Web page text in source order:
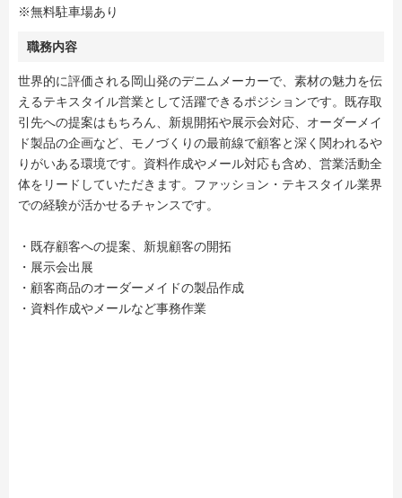
※無料駐車場あり
職務内容
世界的に評価される岡山発のデニムメーカーで、素材の魅力を伝
えるテキスタイル営業として活躍できるポジションです。既存取
引先への提案はもちろん、新規開拓や展示会対応、オーダーメイ
ド製品の企画など、モノづくりの最前線で顧客と深く関われるや
りがいある環境です。資料作成やメール対応も含め、営業活動全
体をリードしていただきます。ファッション・テキスタイル業界
での経験が活かせるチャンスです。
・既存顧客への提案、新規顧客の開拓
・展示会出展
・顧客商品のオーダーメイドの製品作成
・資料作成やメールなど事務作業